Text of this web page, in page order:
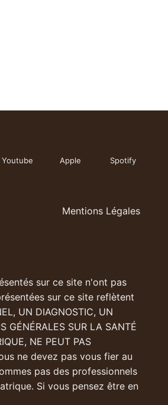
Youtube Apple Spotify
Mentions Légales
sur ce site n'ont pas
sur ce site reflètent
UN DIAGNOSTIC, UN
GÉNÉRALES SUR LA SANTÉ
NE PEUT PAS
ne devez pas vous fier au
pas des professionnels
Si vous pensez être en